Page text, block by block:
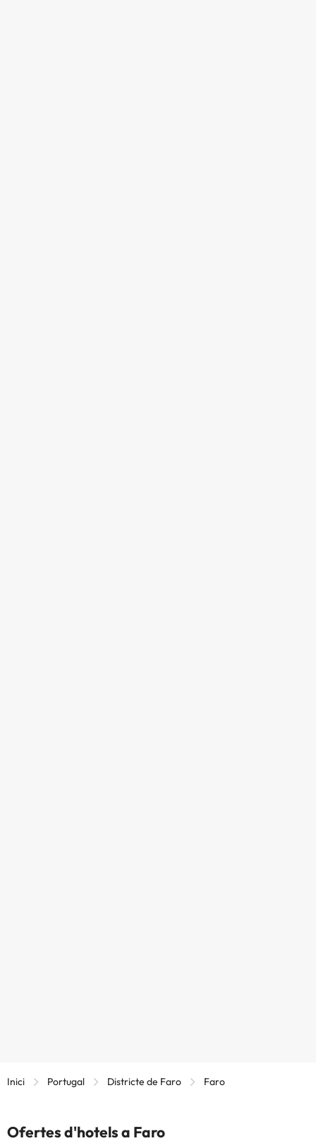
Inici Portugal Districte de Faro Faro
Ofertes d'hotels a Faro